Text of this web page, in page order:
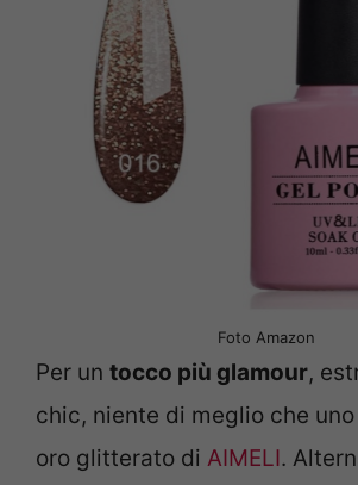
Foto Amazon
Per un tocco più glamour,
chic, niente di meglio che
oro glitterato di AIMELI.